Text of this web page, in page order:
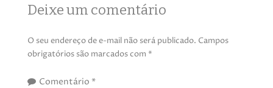
Deixe um comentário
O seu endereço de e-mail não será publicado. Campos
obrigatórios são marcados com *
Comentário *